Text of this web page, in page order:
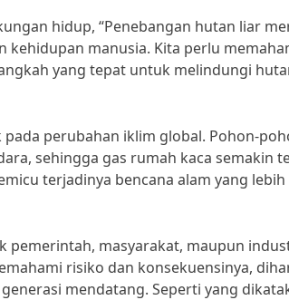
hidup, “Penebangan hutan liar
manusia. Kita perlu
yang tepat untuk melindungi
perubahan iklim global. Pohon-
sehingga gas rumah kaca semakin
terjadinya bencana alam yang
pemerintah, masyarakat, maupun
risiko dan konsekuensinya,
mendatang. Seperti yang